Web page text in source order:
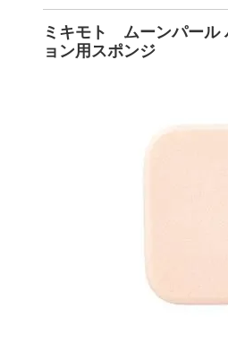
ミキモト ムーンパール
ョン用スポンジ